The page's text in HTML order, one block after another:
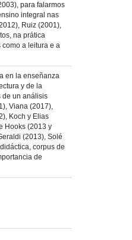
para falarmos
integral nas
Ruiz (2001),
na prática
a leitura e a
en la enseñanza
y de la
de un análisis
Viana (2017),
Koch y Elias
Hooks (2013 y
(2013), Solé
corpus de
de